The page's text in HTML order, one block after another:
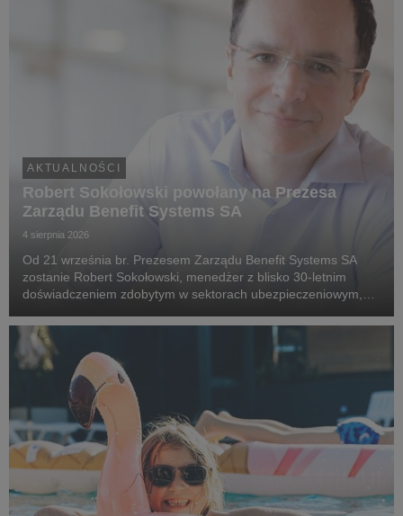
AKTUALNOŚCI
Robert Sokołowski powołany na Prezesa
Zarządu Benefit Systems SA
4 sierpnia 2026
Od 21 września br. Prezesem Zarządu Benefit Systems SA
zostanie Robert Sokołowski, menedżer z blisko 30-letnim
doświadczeniem zdobytym w sektorach ubezpieczeniowym,
strategicznego. Robert Sokołowski specjalizuje się w tran...